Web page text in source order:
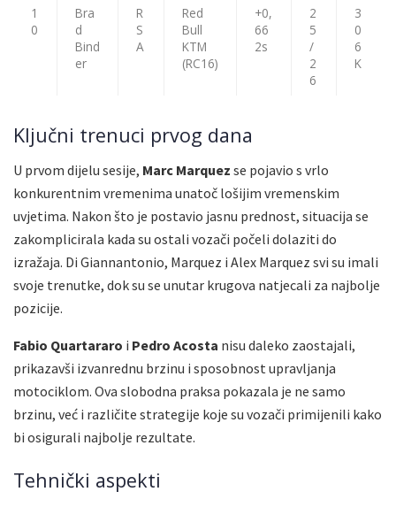
1
0
Bra
d
Bind
er
R
S
A
Red
Bull
KTM
(RC16)
+0,
66
2s
2
5
/
2
6
3
0
6
K
Ključni trenuci prvog dana
U prvom dijelu sesije, Marc Marquez se pojavio s vrlo
konkurentnim vremenima unatoč lošijim vremenskim
uvjetima. Nakon što je postavio jasnu prednost, situacija se
zakomplicirala kada su ostali vozači počeli dolaziti do
izražaja. Di Giannantonio, Marquez i Alex Marquez svi su imali
svoje trenutke, dok su se unutar krugova natjecali za najbolje
pozicije.
Fabio Quartararo i Pedro Acosta nisu daleko zaostajali,
prikazavši izvanrednu brzinu i sposobnost upravljanja
motociklom. Ova slobodna praksa pokazala je ne samo
brzinu, već i različite strategije koje su vozači primijenili kako
bi osigurali najbolje rezultate.
Tehnički aspekti